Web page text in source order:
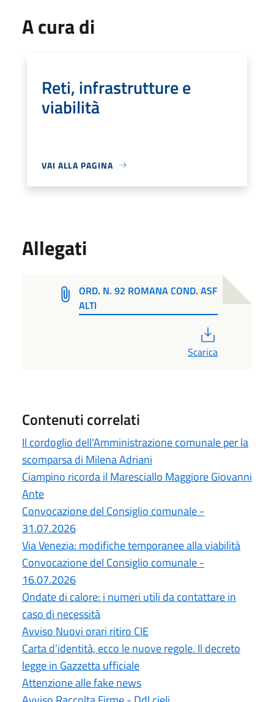
A cura di
Reti, infrastrutture e
viabilità
VAI ALLA PAGINA
Allegati
ORD. N. 92 ROMANA COND. ASF
ALTI
Scarica
Contenuti correlati
Il cordoglio dell'Amministrazione comunale per la
scomparsa di Milena Adriani
Ciampino ricorda il Maresciallo Maggiore Giovanni
Ante
Convocazione del Consiglio comunale -
31.07.2026
Via Venezia: modifiche temporanee alla viabilità
Convocazione del Consiglio comunale -
16.07.2026
Ondate di calore: i numeri utili da contattare in
caso di necessità
Avviso Nuovi orari ritiro CIE
Carta d’identità, ecco le nuove regole. Il decreto
legge in Gazzetta ufficiale
Attenzione alle fake news